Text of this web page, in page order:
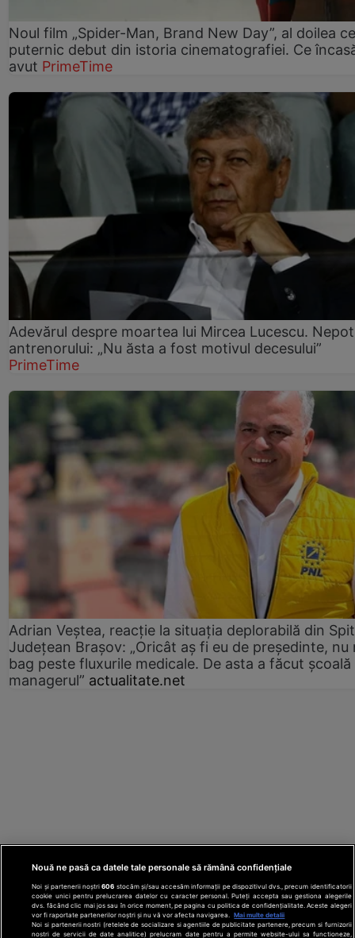
Noul film „Spider-Man, Brand New Day”, al doilea
puternic debut din istoria cinematografiei. Ce
avut PrimeTime
Adevărul despre moartea lui Mircea Lucescu.
antrenorului: „Nu ăsta a fost motivul decesului”
PrimeTime
Adrian Veștea, reacție la situația deplorabilă din
Județean Brașov: „Oricât aș fi eu de președinte, nu
bag peste fluxurile medicale. De asta a făcut școală
managerul” actualitate.net
Nouă ne pasă ca datele tale personale să rămână confidențiale
Noi și partenerii noștri606 stocăm și/sau accesăm informații pe dispozitivul dvs., precum identificatorii
cookie unici pentru prelucrarea datelor cu caracter personal. Puteți accepta sau gestiona alegerile
dvs. făcând clic mai jos sau în orice moment, pe pagina cu politica de confidențialitate. Aceste alegeri
vor fi raportate partenerilor noștri și nu vă vor afecta navigarea.
Mai multe detalii
Noi si partenerii nostri (retelele de socializare si agentiile de publicitate partenere, precum si furnizorii
nostri de servicii de date analitice) prelucram date pentru a permite website-ului sa functioneze,